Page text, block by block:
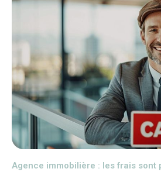
Agence immobilière : les frais sont